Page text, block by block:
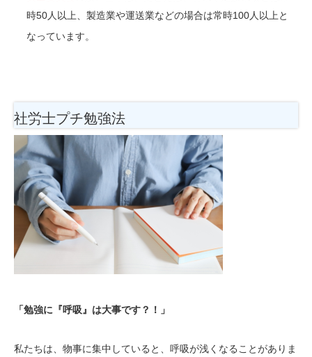
時50人以上、製造業や運送業などの場合は常時100人以上と
なっています。
社労士プチ勉強法
「勉強に『呼吸』は大事です？！」
私たちは、物事に集中していると、呼吸が浅くなることがありま